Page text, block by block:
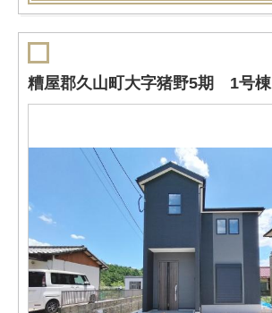
糟屋郡久山町大字猪野5期 1号棟